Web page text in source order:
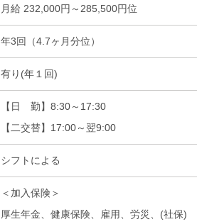
月給 232,000円～285,500円位
年3回（4.7ヶ月分位）
有り(年１回)
【日 勤】8:30～17:30
【二交替】17:00～翌9:00
シフトによる
＜加入保険＞
厚生年金、健康保険、雇用、労災、(社保)